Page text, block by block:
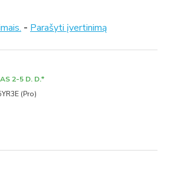
- Parašyti įvertinimą
2-5 D. D.*
(Pro)